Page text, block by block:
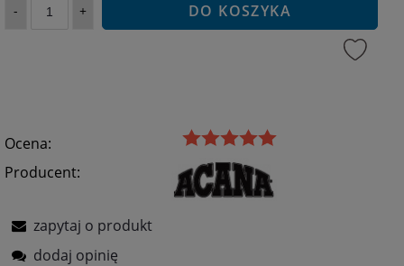
- + DO KOSZYKA
Ocena:
Producent:
zapytaj o produkt
dodaj opinię